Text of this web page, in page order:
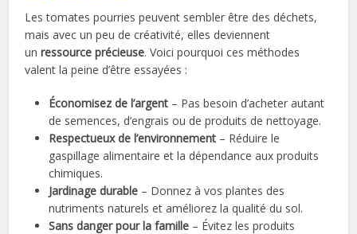
Les tomates pourries peuvent sembler être des déchets,
mais avec un peu de créativité, elles deviennent
unressource précieuse. Voici pourquoi ces méthodes
valent la peine d’être essayées :
Économisez de l’argent – Pas besoin d’acheter autant
de semences, d’engrais ou de produits de nettoyage.
Respectueux de l’environnement – Réduire le
gaspillage alimentaire et la dépendance aux produits
chimiques.
Jardinage durable – Donnez à vos plantes des
nutriments naturels et améliorez la qualité du sol.
Sans danger pour la famille – Évitez les produits